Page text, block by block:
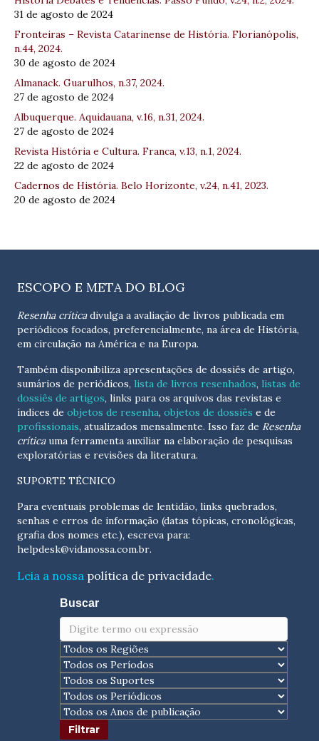
31 de agosto de 2024
Fronteiras – Revista Catarinense de História. Florianópolis,
n.44, 2024.
30 de agosto de 2024
Almanack. Guarulhos, n.37, 2024.
27 de agosto de 2024
Albuquerque. Aquidauana, v.16, n.31, 2024.
27 de agosto de 2024
Revista História e Cultura. Franca, v.13, n.1, 2024.
22 de agosto de 2024
Cadernos de História. Belo Horizonte, v.24, n.41, 2023.
20 de agosto de 2024
ESCOPO E META DO BLOG
Resenha críticadivulga a avaliação de livros publicada em
periódicos focados, preferencialmente, na área de História,
em circulação na América e na Europa.
Também disponibiliza apresentações de dossiês de artigo,
sumários de periódicos, lista de livros resenhados, listas de
dossiês de artigos, links para os arquivos das revistas e
índices de objetos de resenha, objetos de dossiês e de
profissionais, atualizados mensalmente. Isso faz de Resenha
críticauma ferramenta auxiliar na elaboração de pesquisas
exploratórias e revisões da literatura.
SUPORTE TÉCNICO
Para eventuais problemas de lentidão, links quebrados,
senhas e erros de informação (datas tópicas, cronológicas,
helpdesk@vidanossa.com.br.
Leia a nossa política de privacidade.
Buscar